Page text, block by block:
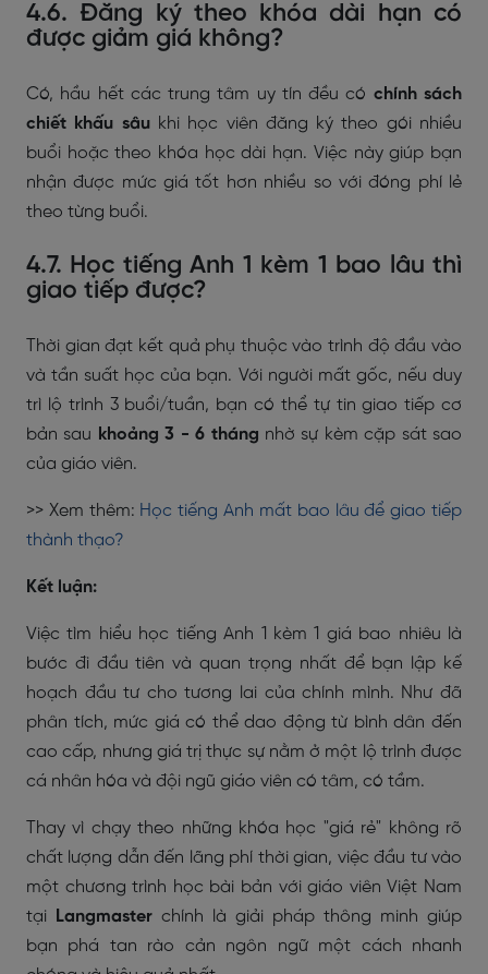
4.6. Đăng ký theo khóa dài hạn có
được giảm giá không?
Có, hầu hết các trung tâm uy tín đều có chính sách
chiết khấu sâukhi học viên đăng ký theo gói nhiều
buổi hoặc theo khóa học dài hạn. Việc này giúp bạn
nhận được mức giá tốt hơn nhiều so với đóng phí lẻ
theo từng buổi.
4.7. Học tiếng Anh 1 kèm 1 bao lâu thì
giao tiếp được?
Thời gian đạt kết quả phụ thuộc vào trình độ đầu vào
và tần suất học của bạn. Với người mất gốc, nếu duy
trì lộ trình 3 buổi/tuần, bạn có thể tự tin giao tiếp cơ
bản sau khoảng 3 - 6 tháng nhờ sự kèm cặp sát sao
của giáo viên.
>> Xem thêm: Học tiếng Anh mất bao lâu để giao tiếp
thành thạo?
Kết luận:
Việc tìm hiểu học tiếng Anh 1 kèm 1 giá bao nhiêu là
bước đi đầu tiên và quan trọng nhất để bạn lập kế
hoạch đầu tư cho tương lai của chính mình. Như đã
phân tích, mức giá có thể dao động từ bình dân đến
cao cấp, nhưng giá trị thực sự nằm ở một lộ trình được
cá nhân hóa và đội ngũ giáo viên có tâm, có tầm.
Thay vì chạy theo những khóa học "giá rẻ" không rõ
chất lượng dẫn đến lãng phí thời gian, việc đầu tư vào
một chương trình học bài bản với giáo viên Việt Nam
tại
Langmaster chính là giải pháp thông minh giúp
bạn phá tan rào cản ngôn ngữ một cách nhanh